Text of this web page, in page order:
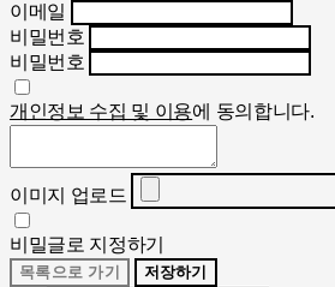
이메일
비밀번호
비밀번호
개인정보 수집 및 이용에 동의합니다.
이미지 업로드
비밀글로 지정하기
목록으로 가기 저장하기